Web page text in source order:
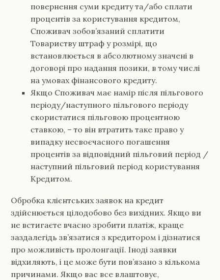
повернення суми кредиту та/або сплати
процентів за користування кредитом,
Споживач зобов’язаний сплатити
Товариству штраф у розмірі, що
встановлюється в абсолютному значені в
договорі про надання позики, в тому числі
на умовах фінансового кредиту.
Якщо Споживач має намір після пільгового
періоду/наступного пільгового періоду
скористатися пільговою процентною
ставкою, – то він втратить таке право у
випадку несвоєчасного погашення
процентів за відповідний пільговий період /
наступний пільговий період користування
Кредитом.
Обробка клієнтських заявок на кредит
здійснюється цілодобово без вихідних. Якщо ви
не встигаєте вчасно зробити платіж, краще
заздалегідь зв’язатися з кредитором і дізнатися
про можливість пролонгації. Іноді заявки
відхиляють, і це може бути пов’язано з кількома
причинами. Якщо вас все влаштовує,